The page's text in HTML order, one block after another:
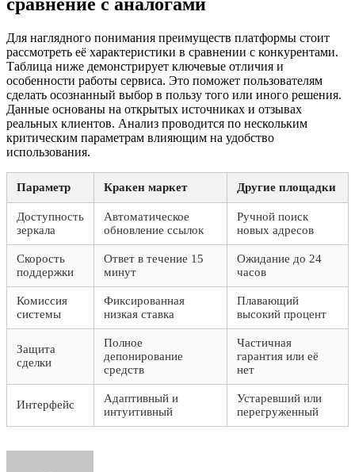
Для наглядного понимания преимуществ платформы стоит
рассмотреть её характеристики в сравнении с конкурентами.
Таблица ниже демонстрирует ключевые отличия и
особенности работы сервиса. Это поможет пользователям
сделать осознанный выбор в пользу того или иного решения.
Данные основаны на открытых источниках и отзывах
реальных клиентов. Анализ проводится по нескольким
критическим параметрам влияющим на удобство
использования.
Параметр Кракен маркет Другие площадки
Доступность
зеркала
Автоматическое
обновление ссылок
Ручной поиск
новых адресов
Скорость
поддержки
Ответ в течение 15
минут
Ожидание до 24
часов
Комиссия
системы
Фиксированная
низкая ставка
Плавающий
высокий процент
Защита
сделки
Полное
депонирование
средств
Частичная
гарантия или её
нет
Интерфейс
Адаптивный и
интуитивный
Устаревший или
перегруженный